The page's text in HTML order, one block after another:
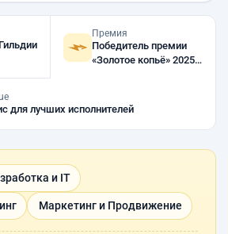
Премия
Победитель премии
«Золотое копьё» 2025,
для лучших исполнителей
и IT
Маркетинг и Продвижение